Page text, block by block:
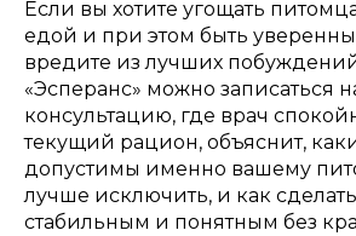
Если вы хотите угощать
едой и при этом быть
вредите из лучших
«Эсперанс» можно записаться
консультацию, где врач
текущий рацион, объяснит,
допустимы именно вашему
лучше исключить, и как
стабильным и понятным без